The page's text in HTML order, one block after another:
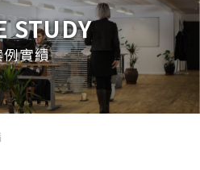
STUDY
例實績